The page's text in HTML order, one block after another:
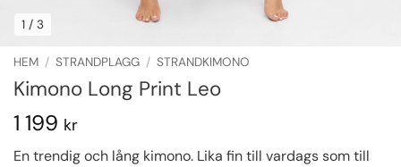
1 / 3
HEM / STRANDPLAGG / STRANDKIMONO
Kimono Long Print Leo
1 199 kr
En trendig och lång kimono. Lika fin till vardags som till